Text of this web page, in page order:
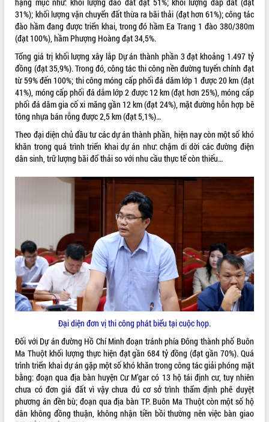
VIDEO
Loading the player...
Khám bệnh, cấp phát thuốc miễn phí
Hội nghị UBND tỉnh Đắk Lắk thường kỳ
Nam Anh hùng” và trao Huân chương
UBND tỉnh Đắk Lắk triển khai nhiệm
vụ 6 tháng cuối năm 2026
Kỳ họp thứ Hai, Hội đồng nhân dân
tỉnh khóa XI quyết nghị nhiều nội dung
quan trọng
Triết thăm, tặng quà người có công với
cách mạng
Rà soát, hoàn thiện hệ thống thiết chế
văn hóa, thể thao đáp ứng yêu cầu
phát triển mới
Thường trực HĐND tỉnh Đắk Lắk gặp
mặt Đoàn chuyên gia y tế TP. Hồ Chí
Minh
ALBUM ẢNH
LIÊN KẾT WEB
31%); khối lượng vận chuyển đất thừa ra bãi thải (đạt hơn 61%); công tác
đào hầm đang được triển khai, trong đó hầm Ea Trang 1 đào 380/380m
(đạt 100%), hầm Phượng Hoàng đạt 34,5%.
Tổng giá trị khối lượng xây lắp Dự án thành phần 3 đạt khoảng 1.497 tỷ
đồng (đạt 35,9%). Trong đó, công tác thi công nền đường tuyến chính đạt
từ 59% đến 100%; thi công móng cấp phối đá dăm lớp 1 được 20 km (đạt
41%), móng cấp phối đá dắm lớp 2 được 12 km (đạt hơn 25%), móng cấp
phối đá dăm gia cố xi măng gần 12 km (đạt 24%), mặt đường hỗn hợp bê
tông nhựa bán rỗng được 2,5 km (đạt 5,1%)…
Theo đại diện chủ đầu tư các dự án thành phần, hiện nay còn một số khó
khăn trong quá trình triển khai dự án như: chậm di dời các đường điện
dân sinh, trữ lượng bãi đổ thải so với nhu cầu thực tế còn thiếu…
Đại diện đơn vị thi công phát biểu tại cuộc họp.
Đối với Dự án đường Hồ Chí Minh đoạn tránh phía Đông thành phố Buôn
Ma Thuột khối lượng thực hiện đạt gần 684 tỷ đồng (đạt gần 70%). Quá
trình triển khai dự án gặp một số khó khăn trong công tác giải phóng mặt
bằng: đoạn qua địa bàn huyện Cư M’gar có 13 hộ tái định cư, tuy nhiên
chưa có đơn giá đất vì vậy chưa đủ cơ sở trình thẩm định phê duyệt
phương án đền bù; đoạn qua địa bàn TP. Buôn Ma Thuột còn một số hộ
dân không đồng thuận, không nhận tiền bồi thường nên việc bàn giao